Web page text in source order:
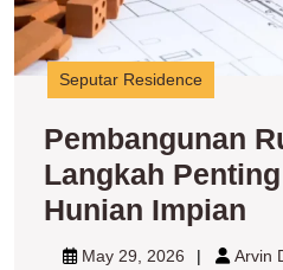
Seputar Residence
Pembangunan
Langkah
Hunian Impian
May 29, 2026 May
Arvin